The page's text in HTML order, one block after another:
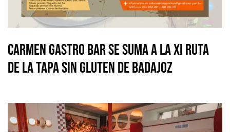
Carmen Gastro Bar se suma a la XI Ruta
de la Tapa Sin Gluten de Badajoz